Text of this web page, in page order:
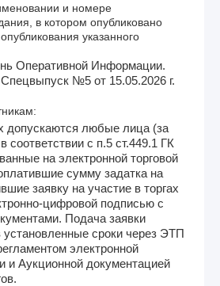
и номере
в котором опубликовано
указанного
Оперативной Информации.
№5 от 15.05.2026 г.
допускаются любые лица (за
соответствии с п.5 ст.449.1 ГК
на электронной торговой
сумму задатка на
заявку на участие в торгах
цифровой подписью с
Подача заявки
сроки через ЭТП
электронной
и Аукционной документацией